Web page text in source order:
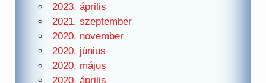
2023. április
2021. szeptember
2020. november
2020. június
2020. május
2020. április